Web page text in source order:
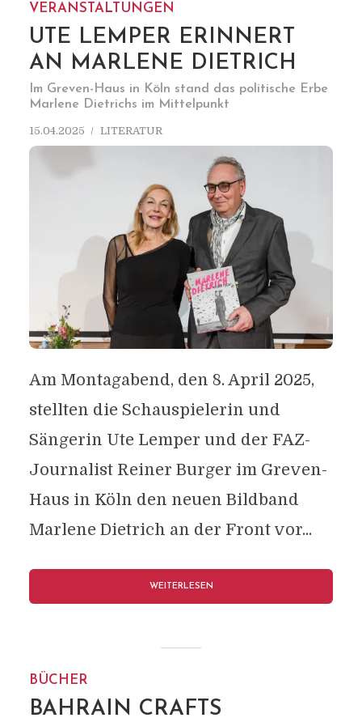
VERANSTALTUNGEN
UTE LEMPER ERINNERT
AN MARLENE DIETRICH
Im Greven-Haus in Köln stand das politische Erbe
Marlene Dietrichs im Mittelpunkt
15.04.2025 LITERATUR
Am Montagabend, den 8. April 2025,
stellten die Schauspielerin und
Sängerin Ute Lemper und der FAZ-
Journalist Reiner Burger im Greven-
Haus in Köln den neuen Bildband
Marlene Dietrich an der Front vor...
WEITERLESEN
BÜCHER
BAHRAIN CRAFTS